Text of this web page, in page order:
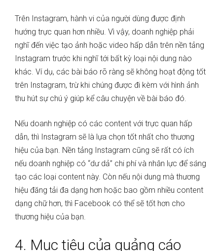
Trên Instagram, hành vi của người dùng được định
hướng trực quan hơn nhiều. Vì vậy, doanh nghiệp phải
nghĩ đến việc tạo ảnh hoặc video hấp dẫn trên nền tảng
Instagram trước khi nghĩ tới bất kỳ loại nội dung nào
khác. Ví dụ, các bài báo rõ ràng sẽ không hoạt động tốt
trên Instagram, trừ khi chúng được đi kèm với hình ảnh
thu hút sự chú ý giúp kể câu chuyện về bài báo đó.
Nếu doanh nghiệp có các content với trực quan hấp
dẫn, thì Instagram sẽ là lựa chọn tốt nhất cho thương
hiệu của bạn. Nền tảng Instagram cũng sẽ rất có ích
nếu doanh nghiệp có “dư dả” chi phí và nhân lực để sáng
tạo các loại content này. Còn nếu nội dung mà thương
hiệu đăng tải đa dạng hơn hoặc bao gồm nhiều content
dạng chữ hơn, thì Facebook có thể sẽ tốt hơn cho
thương hiệu của bạn.
4. Mục tiêu của quảng cáo